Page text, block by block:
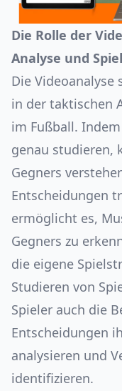
Die Rolle der
Analyse und
Die Videoanalyse
in der taktischen
im Fußball.
genau studieren,
Gegners
Entscheidungen
ermöglicht es,
Gegners zu
die eigene
Studieren von
Spieler auch die
Entscheidungen
analysieren und
identifizieren.